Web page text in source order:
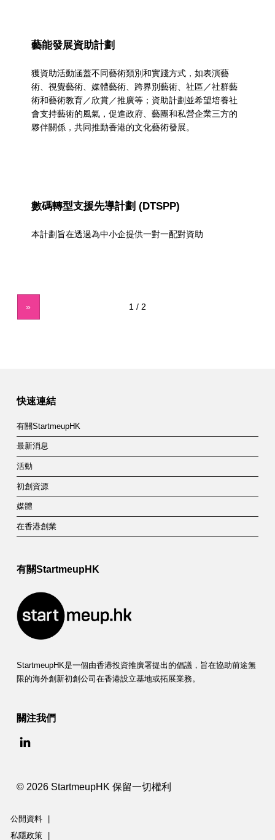
藝能發展資助計劃
獲資助活動涵蓋不同藝術類別和實踐方式，如表演藝
術、視覺藝術、媒體藝術、跨界別藝術、社區／社群藝
術和藝術教育／欣賞／推廣等；資助計劃並希望培養社
會支持藝術的風氣，促進政府、藝團和私營企業三方的
夥伴關係，共同推動香港的文化藝術發展。
數碼轉型支援先導計劃 (DTSPP)
本計劃旨在透過為中小企提供一對一配對資助
»
快速連結
有關StartmeupHK
最新消息
活動
初創資源
媒體
在香港創業
有關StartmeupHK
StartmeupHK是一個由香港投資推廣署提出的倡議，旨在協助前途無
限的海外創新初創公司在香港設立基地或拓展業務。
關注我們
© 2026 StartmeupHK 保留一切權利
公開資料
私隱政策